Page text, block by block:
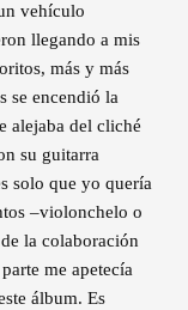
vehículo
llegando a mis
más y más
se encendió la
alejaba del cliché
su guitarra
solo que yo quería
–violonchelo o
la colaboración
me apetecía
álbum. Es